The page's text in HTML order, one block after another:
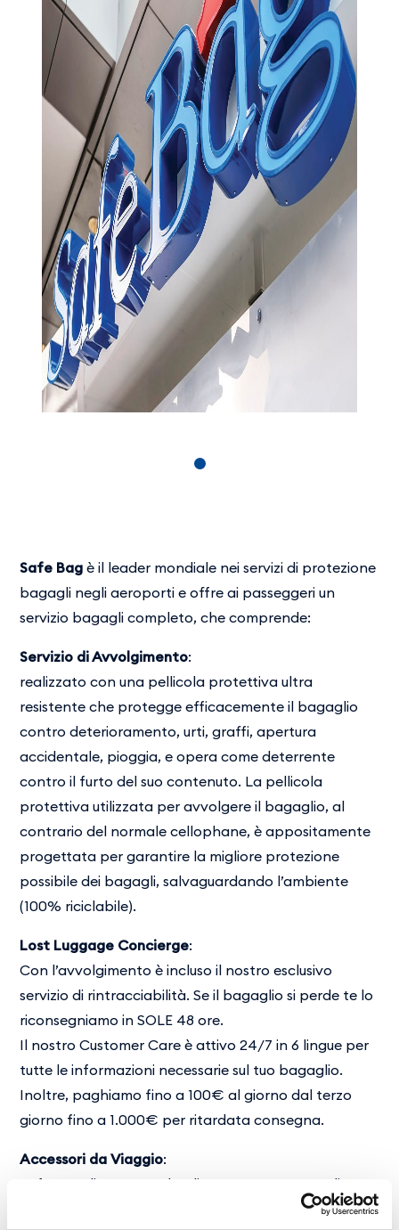
Safe Bag è il leader mondiale nei servizi di protezione
bagagli negli aeroporti e offre ai passeggeri un
servizio bagagli completo, che comprende:
Servizio di Avvolgimento:
realizzato con una pellicola protettiva ultra
resistente che protegge efficacemente il bagaglio
contro deterioramento, urti, graffi, apertura
accidentale, pioggia, e opera come deterrente
contro il furto del suo contenuto. La pellicola
protettiva utilizzata per avvolgere il bagaglio, al
contrario del normale cellophane, è appositamente
progettata per garantire la migliore protezione
possibile dei bagagli, salvaguardando l’ambiente
(100% riciclabile).
Lost Luggage Concierge:
Con l’avvolgimento è incluso il nostro esclusivo
servizio di rintracciabilità. Se il bagaglio si perde te lo
riconsegniamo in SOLE 48 ore.
Il nostro Customer Care è attivo 24/7 in 6 lingue per
tutte le informazioni necessarie sul tuo bagaglio.
Inoltre, paghiamo fino a 100€ al giorno dal terzo
giorno fino a 1.000€ per ritardata consegna.
Accessori da Viaggio:
Safe Bag dispone anche di una vasta gamma di
articoli da viaggio, come accessori di sicurezza